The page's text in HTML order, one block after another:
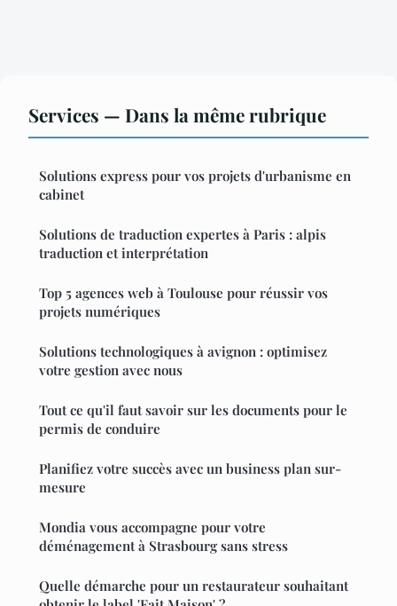
Services — Dans la même rubrique
Solutions express pour vos projets d'urbanisme en
cabinet
Solutions de traduction expertes à Paris : alpis
traduction et interprétation
Top 5 agences web à Toulouse pour réussir vos
projets numériques
Solutions technologiques à avignon : optimisez
votre gestion avec nous
Tout ce qu'il faut savoir sur les documents pour le
permis de conduire
Planifiez votre succès avec un business plan sur-
mesure
Mondia vous accompagne pour votre
déménagement à Strasbourg sans stress
Quelle démarche pour un restaurateur souhaitant